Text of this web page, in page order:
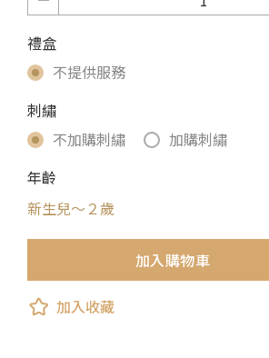
禮盒
不提供服務
刺繡
不加購刺繡
加購刺繡
年齡
新生兒～２歲
加入購物車
加入收藏